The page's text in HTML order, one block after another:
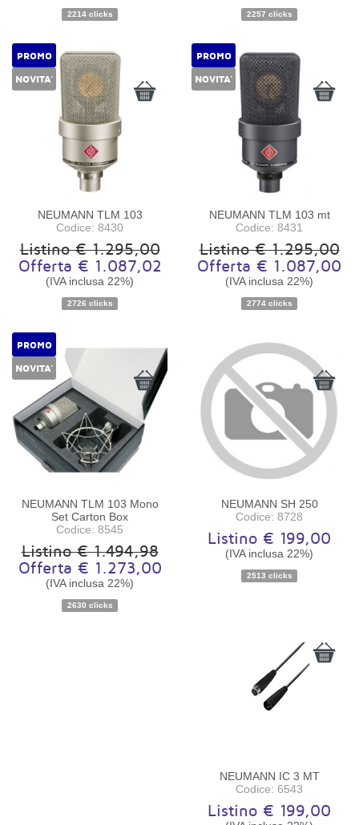
2214 clicks 2257 clicks
PROMO
NOVITA'
Disponibilità:Ordinabile
NEUMANN TLM 103
Codice: 8430
Listino € 1.295,00
Offerta € 1.087,02
(IVA inclusa 22%)
2726 clicks
PROMO
NOVITA'
Disponibilità:Ordinabile
NEUMANN TLM 103 mt
Codice: 8431
Listino € 1.295,00
Offerta € 1.087,00
(IVA inclusa 22%)
2774 clicks
PROMO
NOVITA'
Disponibilità: Ordinabile
NEUMANN TLM 103 Mono
Set Carton Box
Codice: 8545
Listino € 1.494,98
Offerta € 1.273,00
(IVA inclusa 22%)
2630 clicks
NEUMANN SH 250
Codice: 8728
Listino € 199,00
(IVA inclusa 22%)
2513 clicks
NEUMANN IC 3 MT
Codice: 6543
Listino € 199,00